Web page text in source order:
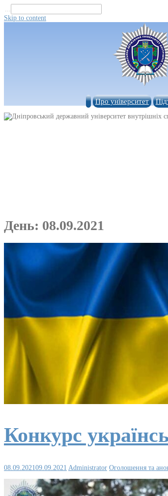
...
Skip to content
Про університет
День: 08.09.2021
Конкурс
08.09.202109.09.2021 Administrator Оголошення та